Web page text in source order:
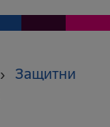
› Защитни